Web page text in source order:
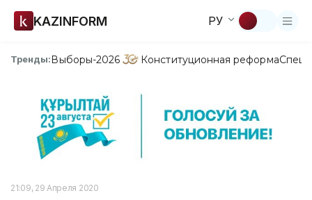
KAZINFORM РУ
Тренды:Выборы-2026 Конституционная реформа
21:09, 29 Апреля 2020